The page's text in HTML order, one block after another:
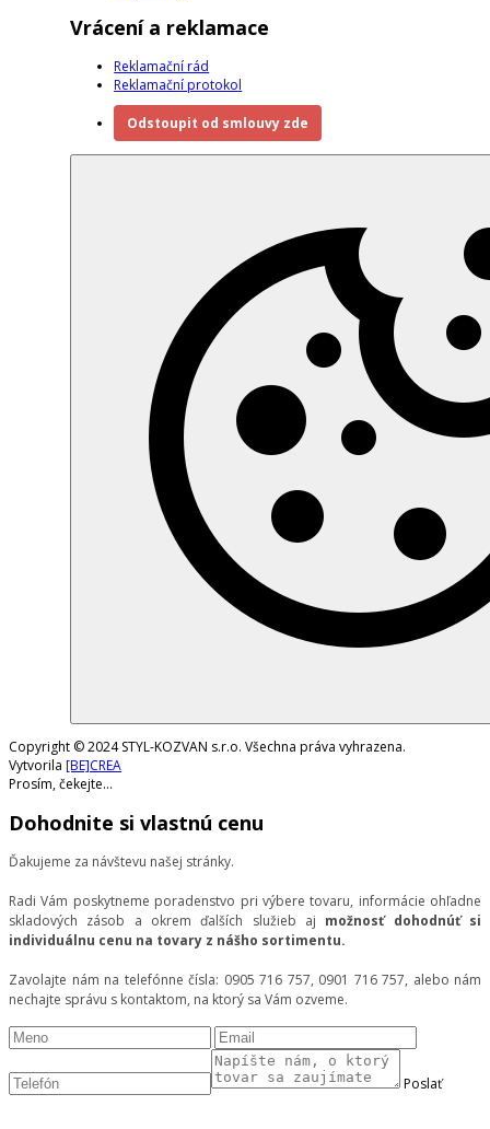
Vrácení a reklamace
Reklamační rád
Reklamační protokol
Odstoupit od smlouvy zde
Copyright © 2024 STYL-KOZVAN s.r.o. Všechna práva vyhrazena.
Vytvorila [BE]CREA
Prosím, čekejte...
Dohodnite si vlastnú cenu
Ďakujeme za návštevu našej stránky.
Radi Vám poskytneme poradenstvo pri výbere tovaru, informácie ohľadne
skladových zásob a okrem ďalších služieb aj možnosť dohodnúť si
individuálnu cenu na tovary z nášho sortimentu.
Zavolajte nám na telefónne čísla: 0905 716 757, 0901 716 757, alebo nám
nechajte správu s kontaktom, na ktorý sa Vám ozveme.
Poslať